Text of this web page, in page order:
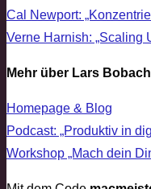
Cal Newport:
Verne Harnish: „Scaling
Mehr über Lars
Homepage & Blog
Podcast: „Produktiv in
Workshop „Mach dein